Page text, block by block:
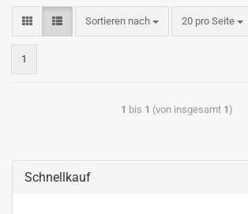
Sortieren nach 20 pro Seite
1
1 bis 1 (von insgesamt 1)
Schnellkauf